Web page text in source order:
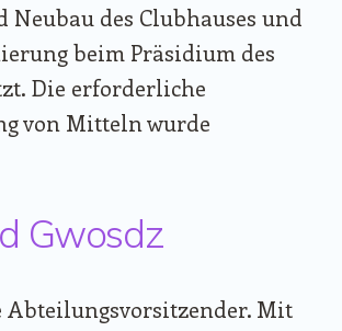
Neubau des Clubhauses und
beim Präsidium des
Die erforderliche
von Mitteln wurde
Gwosdz
Abteilungsvorsitzender. Mit